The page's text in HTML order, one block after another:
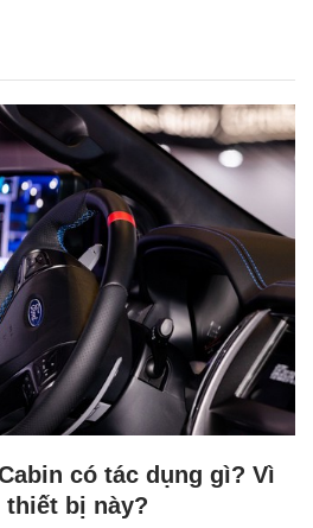
có tác dụng gì? Vì
thiết bị này?